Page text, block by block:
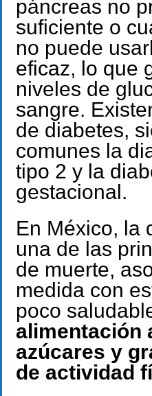
páncreas no
suficiente o
no puede
eficaz, lo que
niveles de
sangre.
de diabetes,
comunes la
tipo 2 y la
gestacional.
En México, la
una de las
de muerte,
medida con
poco
alimentación
azúcares y
de actividad